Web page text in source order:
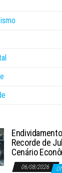
Recorde de
Cenário
06/08/2026